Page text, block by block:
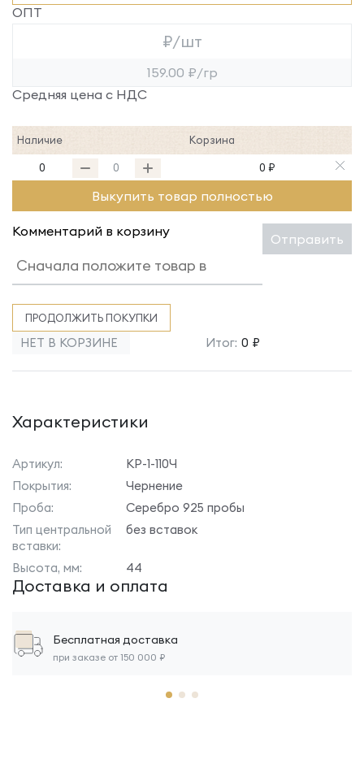
ОПТ
₽/шт
159.00 ₽/гр
Средняя цена с НДС
Наличие Корзина
0 0 ₽
Выкупить товар полностью
Комментарий в корзину Отправить
ПРОДОЛЖИТЬ ПОКУПКИ
НЕТ В КОРЗИНЕ Итог: 0 ₽
Характеристики
Артикул:
КР-1-110Ч
Покрытия:
Чернение
Проба:
Серебро 925 пробы
Тип центральной
вставки:
без вставок
Высота, мм: 44
Доставка и оплата
Бесплатная доставка
при заказе от 150 000 ₽